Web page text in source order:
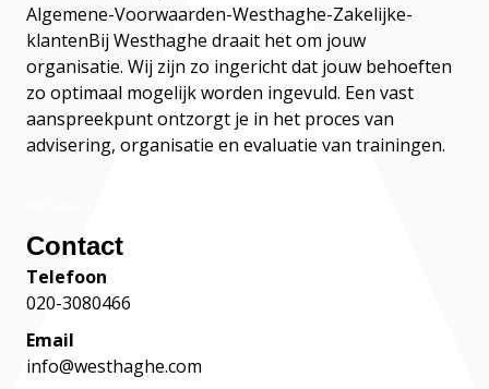
Algemene-Voorwaarden-Westhaghe-Zakelijke-
klantenBij Westhaghe draait het om jouw
organisatie. Wij zijn zo ingericht dat jouw behoeften
zo optimaal mogelijk worden ingevuld. Een vast
aanspreekpunt ontzorgt je in het proces van
advisering, organisatie en evaluatie van trainingen.
Contact
Telefoon
020-3080466
Email
info@westhaghe.com